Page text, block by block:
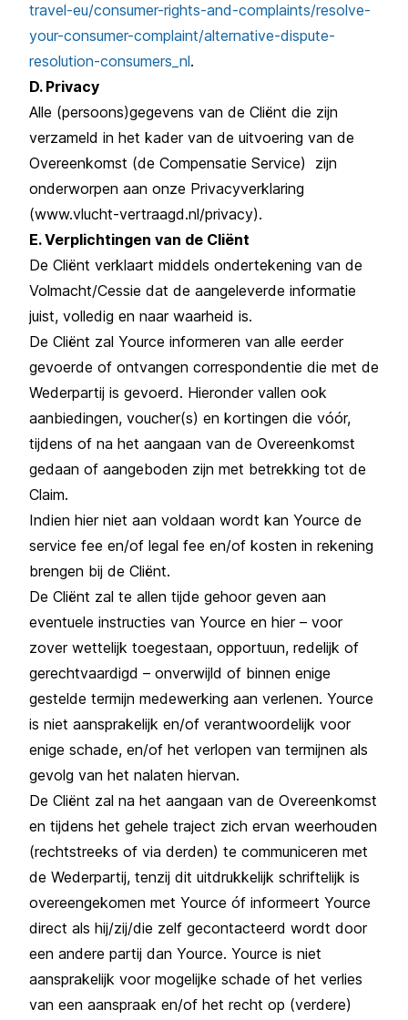
travel-eu/consumer-rights-and-complaints/resolve-
your-consumer-complaint/alternative-dispute-
resolution-consumers_nl.
D. Privacy
Alle (persoons)gegevens van de Cliënt die zijn
verzameld in het kader van de uitvoering van de
Overeenkomst (de Compensatie Service) zijn
onderworpen aan onze Privacyverklaring
(www.vlucht-vertraagd.nl/privacy).
E. Verplichtingen van de Cliënt
De Cliënt verklaart middels ondertekening van de
Volmacht/Cessie dat de aangeleverde informatie
juist, volledig en naar waarheid is.
De Cliënt zal Yource informeren van alle eerder
gevoerde of ontvangen correspondentie die met de
Wederpartij is gevoerd. Hieronder vallen ook
aanbiedingen, voucher(s) en kortingen die vóór,
tijdens of na het aangaan van de Overeenkomst
gedaan of aangeboden zijn met betrekking tot de
Claim.
Indien hier niet aan voldaan wordt kan Yource de
service fee en/of legal fee en/of kosten in rekening
brengen bij de Cliënt.
De Cliënt zal te allen tijde gehoor geven aan
eventuele instructies van Yource en hier – voor
zover wettelijk toegestaan, opportuun, redelijk of
gerechtvaardigd – onverwijld of binnen enige
gestelde termijn medewerking aan verlenen. Yource
is niet aansprakelijk en/of verantwoordelijk voor
enige schade, en/of het verlopen van termijnen als
gevolg van het nalaten hiervan.
De Cliënt zal na het aangaan van de Overeenkomst
en tijdens het gehele traject zich ervan weerhouden
(rechtstreeks of via derden) te communiceren met
de Wederpartij, tenzij dit uitdrukkelijk schriftelijk is
overeengekomen met Yource óf informeert Yource
direct als hij/zij/die zelf gecontacteerd wordt door
een andere partij dan Yource. Yource is niet
aansprakelijk voor mogelijke schade of het verlies
van een aanspraak en/of het recht op (verdere)